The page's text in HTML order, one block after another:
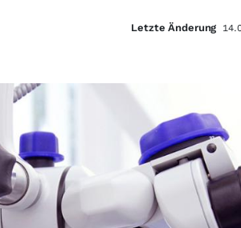
Letzte Änderung